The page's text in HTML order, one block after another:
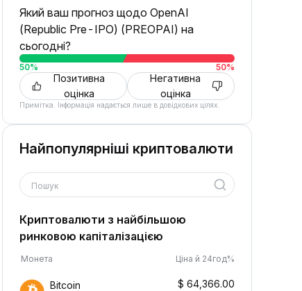
Який ваш прогноз щодо OpenAI
(Republic Pre-IPO) (PREOPAI) на
сьогодні?
50% 50%
Позитивна
оцінка
Негативна
оцінка
Примітка. Інформація надається лише в довідкових цілях.
Найпопулярніші криптовалюти
Пошук
Криптовалюти з найбільшою
ринковою капіталізацією
Монета Ціна й 24год%
Bitcoin $ 64,366.00